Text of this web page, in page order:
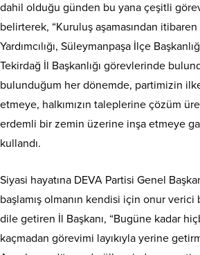
dahil olduğu günden bu yana çeşitli
belirterek, “Kuruluş aşamasından
Yardımcılığı, Süleymanpaşa İlçe
Tekirdağ İl Başkanlığı görevlerinde
bulunduğum her dönemde, partimizin
etmeye, halkımızın taleplerine çözüm
erdemli bir zemin üzerine inşa etmeye
kullandı.
Siyasi hayatına DEVA Partisi Genel
başlamış olmanın kendisi için onur
dile getiren İl Başkanı, “Bugüne kadar
kaçmadan görevimi layıkıyla yerine